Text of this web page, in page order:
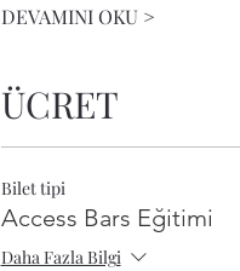
DEVAMINI OKU >
ÜCRET
Bilet tipi
Access Bars Eğitimi
Daha Fazla Bilgi